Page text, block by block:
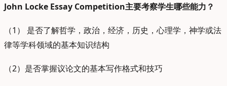
John Locke Essay Competition主要考察学生哪些能力？
（1） 是否了解哲学，政治，经济，历史，心理学，神学或法
律等学科领域的基本知识结构
（2）是否掌握议论文的基本写作格式和技巧